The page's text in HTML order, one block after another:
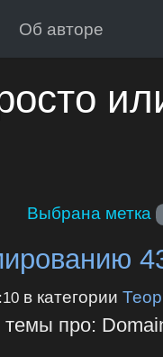
Об авторе
Выбрана метка
в категории
про: